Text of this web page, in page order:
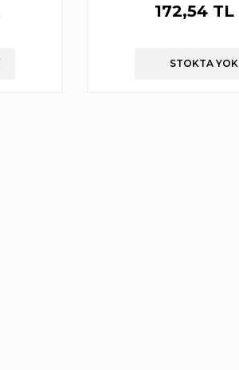
172,54 TL
STOKTA YOK